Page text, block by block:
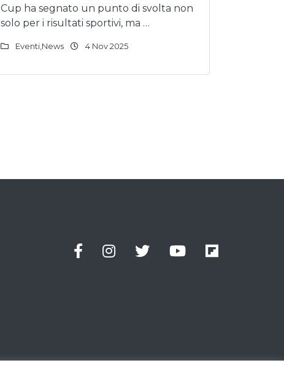
Cup ha segnato un punto di svolta non
solo per i risultati sportivi, ma …
Eventi News 4 Nov 2025